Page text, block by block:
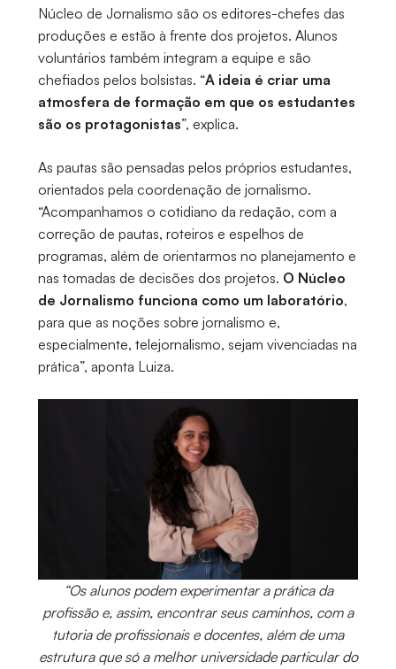
Núcleo de Jornalismo são os editores-chefes das
produções e estão à frente dos projetos. Alunos
voluntários também integram a equipe e são
chefiados pelos bolsistas. “A ideia é criar uma
atmosfera de formação em que os estudantes
são os protagonistas”, explica.
As pautas são pensadas pelos próprios estudantes,
orientados pela coordenação de jornalismo.
“Acompanhamos o cotidiano da redação, com a
correção de pautas, roteiros e espelhos de
programas, além de orientarmos no planejamento e
nas tomadas de decisões dos projetos. O Núcleo
de Jornalismo funciona como um laboratório,
para que as noções sobre jornalismo e,
especialmente, telejornalismo, sejam vivenciadas na
prática”, aponta Luiza.
“Os alunos podem experimentar a prática da
profissão e, assim, encontrar seus caminhos, com a
tutoria de profissionais e docentes, além de uma
estrutura que só a melhor universidade particular do